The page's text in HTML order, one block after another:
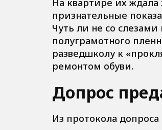
признательные
Чуть ли не со слезами
полуграмотного
разведшколу к
ремонтом обуви.
Допрос
Из протокола